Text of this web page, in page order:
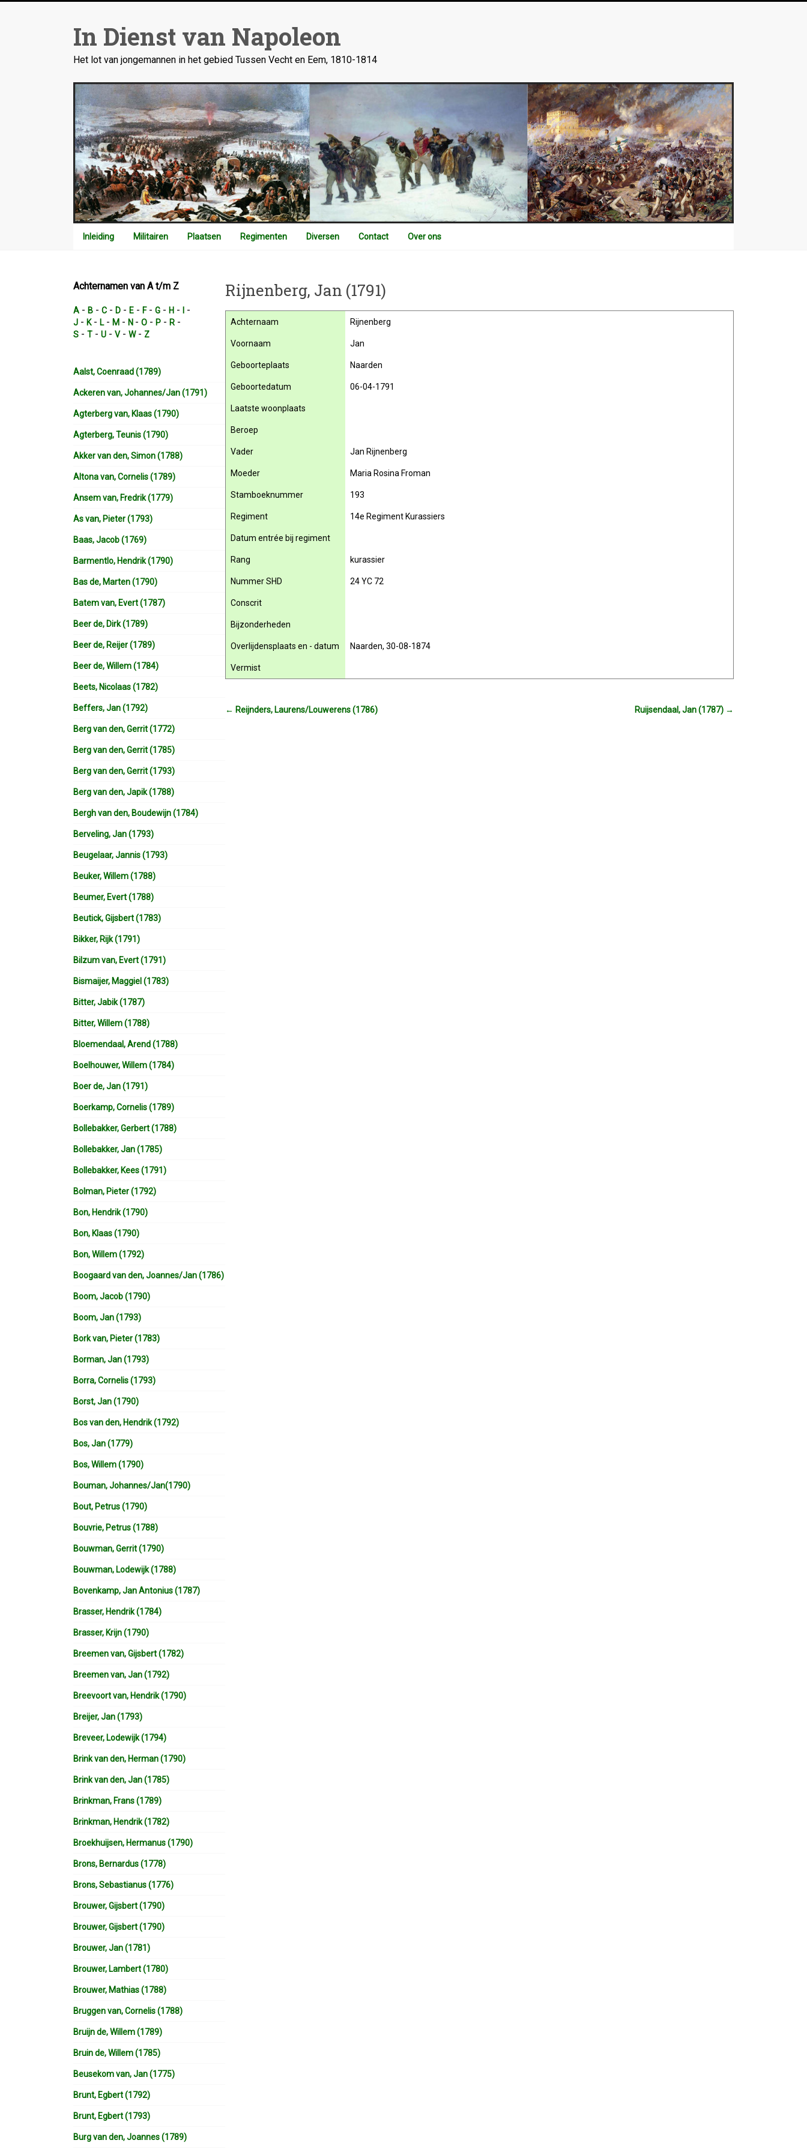
In Dienst van Napoleon
Het lot van jongemannen in het gebied Tussen Vecht en Eem, 1810-1814
Inleiding Militairen Plaatsen Regimenten Diversen Contact Over ons
Rijnenberg, Jan (1791)
Achternaam Rijnenberg
Voornaam Jan
Geboorteplaats Naarden
Geboortedatum 06-04-1791
Laatste woonplaats
Beroep
Vader Jan Rijnenberg
Moeder Maria Rosina Froman
Stamboeknummer 193
Regiment 14e Regiment Kurassiers
Datum entrée bij regiment
Rang kurassier
Nummer SHD 24 YC 72
Conscrit
Bijzonderheden
Overlijdensplaats en - datum Naarden, 30-08-1874
Vermist
← Reijnders, Laurens/Louwerens (1786) Ruijsendaal, Jan (1787) →
Achternamen van A t/m Z
A - B - C - D - E - F- G - H - -
J - K- L- M - N - O - P - R -
S - T - U - V- W- Z
Aalst, Coenraad (1789)
Ackeren van, Johannes/Jan (1791)
Agterberg van, Klaas (1790)
Agterberg, Teunis (1790)
Akker van den, Simon (1788)
Altona van, Cornelis (1789)
Ansem van, Fredrik (1779)
As van, Pieter (1793)
Baas, Jacob (1769)
Barmentlo, Hendrik (1790)
Bas de, Marten (1790)
Batem van, Evert (1787)
Beer de, Dirk (1789)
Beer de, Reijer (1789)
Beer de, Willem (1784)
Beets, Nicolaas (1782)
Beffers, Jan (1792)
Berg van den, Gerrit (1772)
Berg van den, Gerrit (1785)
Berg van den, Gerrit (1793)
Berg van den, Japik (1788)
Bergh van den, Boudewijn (1784)
Berveling, Jan (1793)
Beugelaar, Jannis (1793)
Beuker, Willem (1788)
Beumer, Evert (1788)
Beutick, Gijsbert (1783)
Bikker, Rijk (1791)
Bilzum van, Evert (1791)
Bismaijer, Maggiel (1783)
Bitter, Jabik (1787)
Bitter, Willem (1788)
Bloemendaal, Arend (1788)
Boelhouwer, Willem (1784)
Boer de, Jan (1791)
Boerkamp, Cornelis (1789)
Bollebakker, Gerbert (1788)
Bollebakker, Jan (1785)
Bollebakker, Kees (1791)
Bolman, Pieter (1792)
Bon, Hendrik (1790)
Bon, Klaas (1790)
Bon, Willem (1792)
Boogaard van den, Joannes/Jan (1786)
Boom, Jacob (1790)
Boom, Jan (1793)
Bork van, Pieter (1783)
Borman, Jan (1793)
Borra, Cornelis (1793)
Borst, Jan (1790)
Bos van den, Hendrik (1792)
Bos, Jan (1779)
Bos, Willem (1790)
Bouman, Johannes/Jan(1790)
Bout, Petrus (1790)
Bouvrie, Petrus (1788)
Bouwman, Gerrit (1790)
Bouwman, Lodewijk (1788)
Bovenkamp, Jan Antonius (1787)
Brasser, Hendrik (1784)
Brasser, Krijn (1790)
Breemen van, Gijsbert (1782)
Breemen van, Jan (1792)
Breevoort van, Hendrik (1790)
Breijer, Jan (1793)
Breveer, Lodewijk (1794)
Brink van den, Herman (1790)
Brink van den, Jan (1785)
Brinkman, Frans (1789)
Brinkman, Hendrik (1782)
Broekhuijsen, Hermanus (1790)
Brons, Bernardus (1778)
Brons, Sebastianus (1776)
Brouwer, Gijsbert (1790)
Brouwer, Gijsbert (1790)
Brouwer, Jan (1781)
Brouwer, Lambert (1780)
Brouwer, Mathias (1788)
Bruggen van, Cornelis (1788)
Bruijn de, Willem (1789)
Bruin de, Willem (1785)
Beusekom van, Jan (1775)
Brunt, Egbert (1792)
Brunt, Egbert (1793)
Burg van den, Joannes (1789)